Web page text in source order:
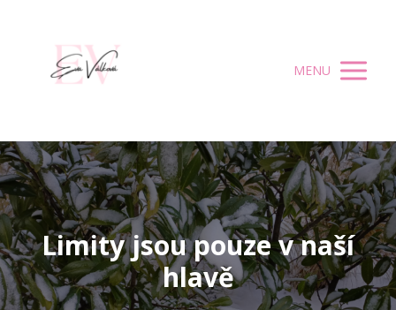
MENU
Limity jsou pouze v naší
hlavě